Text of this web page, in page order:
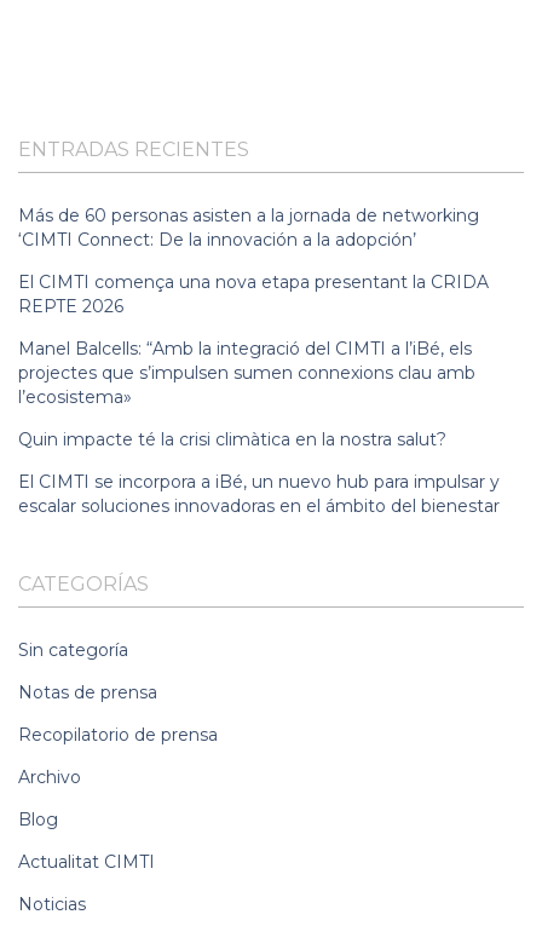
ENTRADAS RECIENTES
Más de 60 personas asisten a la jornada de networking
‘CIMTI Connect: De la innovación a la adopción’
El CIMTI comença una nova etapa presentant la CRIDA
REPTE 2026
Manel Balcells: “Amb la integració del CIMTI a l’iBé, els
projectes que s’impulsen sumen connexions clau amb
l’ecosistema»
Quin impacte té la crisi climàtica en la nostra salut?
El CIMTI se incorpora a iBé, un nuevo hub para impulsar y
escalar soluciones innovadoras en el ámbito del bienestar
CATEGORÍAS
Sin categoría
Notas de prensa
Recopilatorio de prensa
Archivo
Blog
Actualitat CIMTI
Noticias